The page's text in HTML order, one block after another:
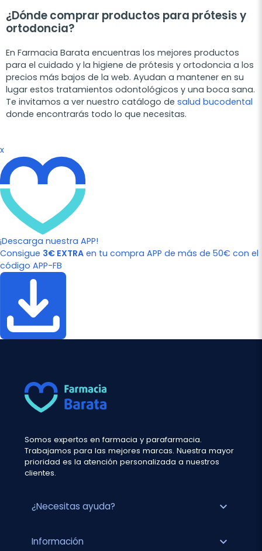
¿Dónde comprar productos para prótesis y
ortodoncia?
En Farmacia Barata encuentras los mejores productos
para el cuidado y la higiene de prótesis y ortodoncia a los
precios más bajos de la web. Ayudan a mantener en su
lugar estos tratamientos odontológicos y una boca sana.
Te invitamos a ver nuestro catálogo de salud bucodental
donde encontrarás todo lo que necesitas.
x
¡Descarga nuestra APP!
Consigue 3€ EXTRA en tu compra APP de más de 50€ con el
código APP-FB
Somos expertos en farmacia y parafarmacia.
Trabajamos para las mejores marcas. Nuestra mayor
prioridad es la atención personalizada a nuestros
clientes.
¿Necesitas ayuda? expand_more
Información expand_more